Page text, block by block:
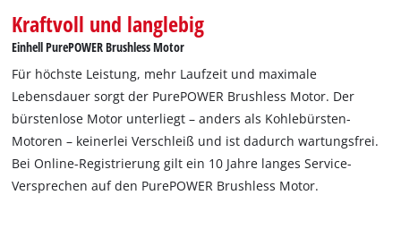
Kraftvoll und langlebig
Einhell PurePOWER Brushless Motor
Für höchste Leistung, mehr Laufzeit und maximale
Lebensdauer sorgt der PurePOWER Brushless Motor. Der
bürstenlose Motor unterliegt – anders als Kohlebürsten-
Motoren – keinerlei Verschleiß und ist dadurch wartungsfrei.
Bei Online-Registrierung gilt ein 10 Jahre langes Service-
Versprechen auf den PurePOWER Brushless Motor.